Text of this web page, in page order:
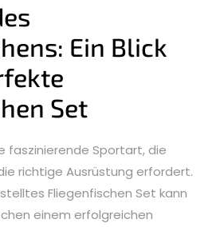
Ein Blick
Set
faszinierende Sportart, die
richtige Ausrüstung erfordert.
Fliegenfischen Set kann
einem erfolgreichen